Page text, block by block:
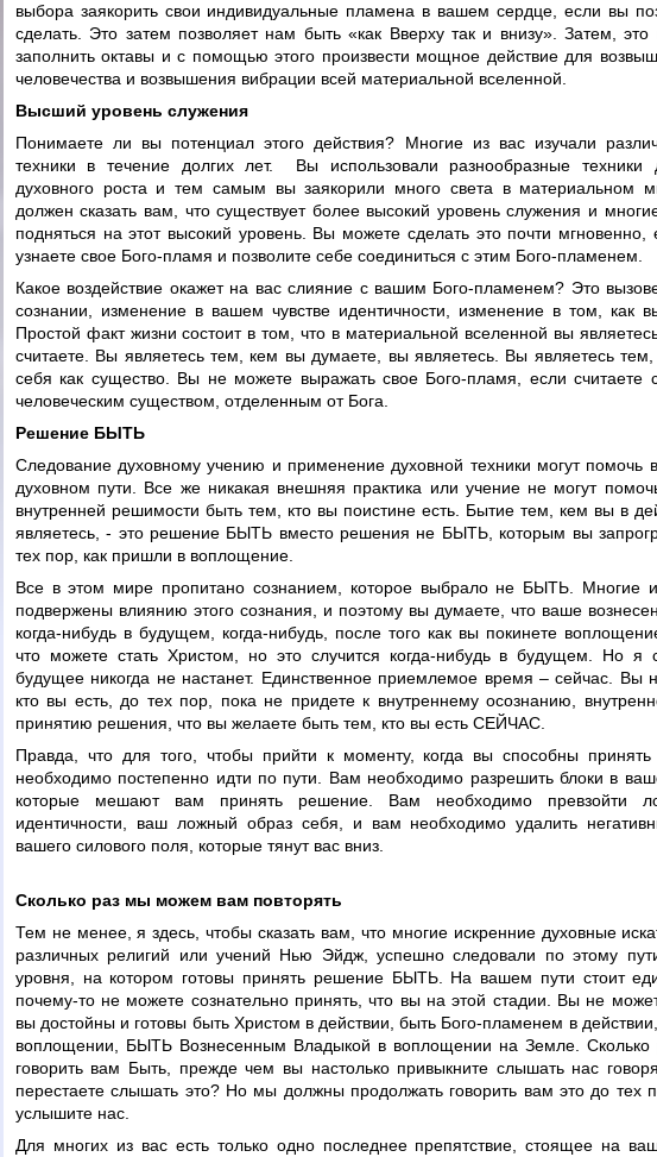
выбора заякорить свои индивидуальные пламена в вашем сердце, если вы
сделать. Это затем позволяет нам быть «как Вверху так и внизу». Затем, это
заполнить октавы и с помощью этого произвести мощное действие для
человечества и возвышения вибрации всей материальной вселенной.
Высший уровень служения
Понимаете ли вы потенциал этого действия? Многие из вас изучали
техники в течение долгих лет. Вы использовали разнообразные техники
духовного роста и тем самым вы заякорили много света в материальном
должен сказать вам, что существует более высокий уровень служения и
подняться на этот высокий уровень. Вы можете сделать это почти мгновенно,
узнаете свое Бого-пламя и позволите себе соединиться с этим Бого-пламенем.
Какое воздействие окажет на вас слияние с вашим Бого-пламенем? Это
сознании, изменение в вашем чувстве идентичности, изменение в том, как
Простой факт жизни состоит в том, что в материальной вселенной вы
считаете. Вы являетесь тем, кем вы думаете, вы являетесь. Вы являетесь
себя как существо. Вы не можете выражать свое Бого-пламя, если считаете
человеческим существом, отделенным от Бога.
Решение БЫТЬ
Следование духовному учению и применение духовной техники могут помочь
духовном пути. Все же никакая внешняя практика или учение не могут
внутренней решимости быть тем, кто вы поистине есть. Бытие тем, кем вы в
являетесь, - это решение БЫТЬ вместо решения не БЫТЬ, которым вы
тех пор, как пришли в воплощение.
Все в этом мире пропитано сознанием, которое выбрало не БЫТЬ. Многие
подвержены влиянию этого сознания, и поэтому вы думаете, что ваше
когда-нибудь в будущем, когда-нибудь, после того как вы покинете
что можете стать Христом, но это случится когда-нибудь в будущем. Но я
будущее никогда не настанет. Единственное приемлемое время – сейчас. Вы
кто вы есть, до тех пор, пока не придете к внутреннему осознанию,
принятию решения, что вы желаете быть тем, кто вы есть СЕЙЧАС.
Правда, что для того, чтобы прийти к моменту, когда вы способны
необходимо постепенно идти по пути. Вам необходимо разрешить блоки в
которые мешают вам принять решение. Вам необходимо превзойти
идентичности, ваш ложный образ себя, и вам необходимо удалить
вашего силового поля, которые тянут вас вниз.
Сколько раз мы можем вам повторять
Тем не менее, я здесь, чтобы сказать вам, что многие искренние духовные
различных религий или учений Нью Эйдж, успешно следовали по этому
уровня, на котором готовы принять решение БЫТЬ. На вашем пути стоит
почему-то не можете сознательно принять, что вы на этой стадии. Вы не
вы достойны и готовы быть Христом в действии, быть Бого-пламенем в
воплощении, БЫТЬ Вознесенным Владыкой в воплощении на Земле.
говорить вам Быть, прежде чем вы настолько привыкните слышать нас
перестаете слышать это? Но мы должны продолжать говорить вам это до тех
услышите нас.
Для многих из вас есть только одно последнее препятствие, стоящее на